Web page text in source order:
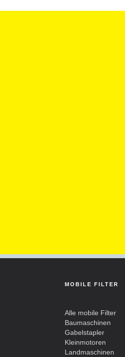
MOBILE FILTER
Alle mobile Filter
Baumaschinen
Gabelstapler
Kleinmotoren
Landmaschinen